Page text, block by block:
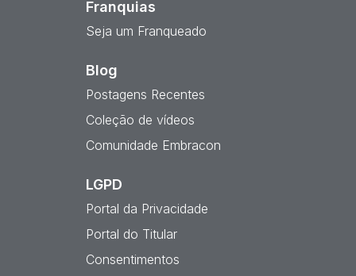
Franquias
Seja um Franqueado
Blog
Postagens Recentes
Coleção de vídeos
Comunidade Embracon
LGPD
Portal da Privacidade
Portal do Titular
Consentimentos